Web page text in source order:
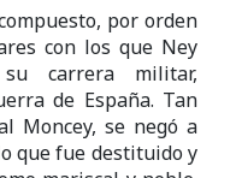
por orden
con los que Ney
carrera militar,
de España. Tan
Moncey, se negó a
que fue destituido y